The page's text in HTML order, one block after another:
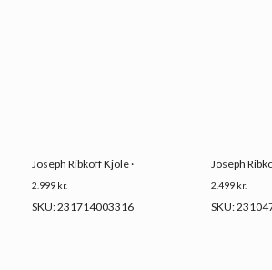
Joseph Ribkoff Kjole ·
2.999 kr.
SKU: 231714003316
Joseph
2.499 kr.
SKU: